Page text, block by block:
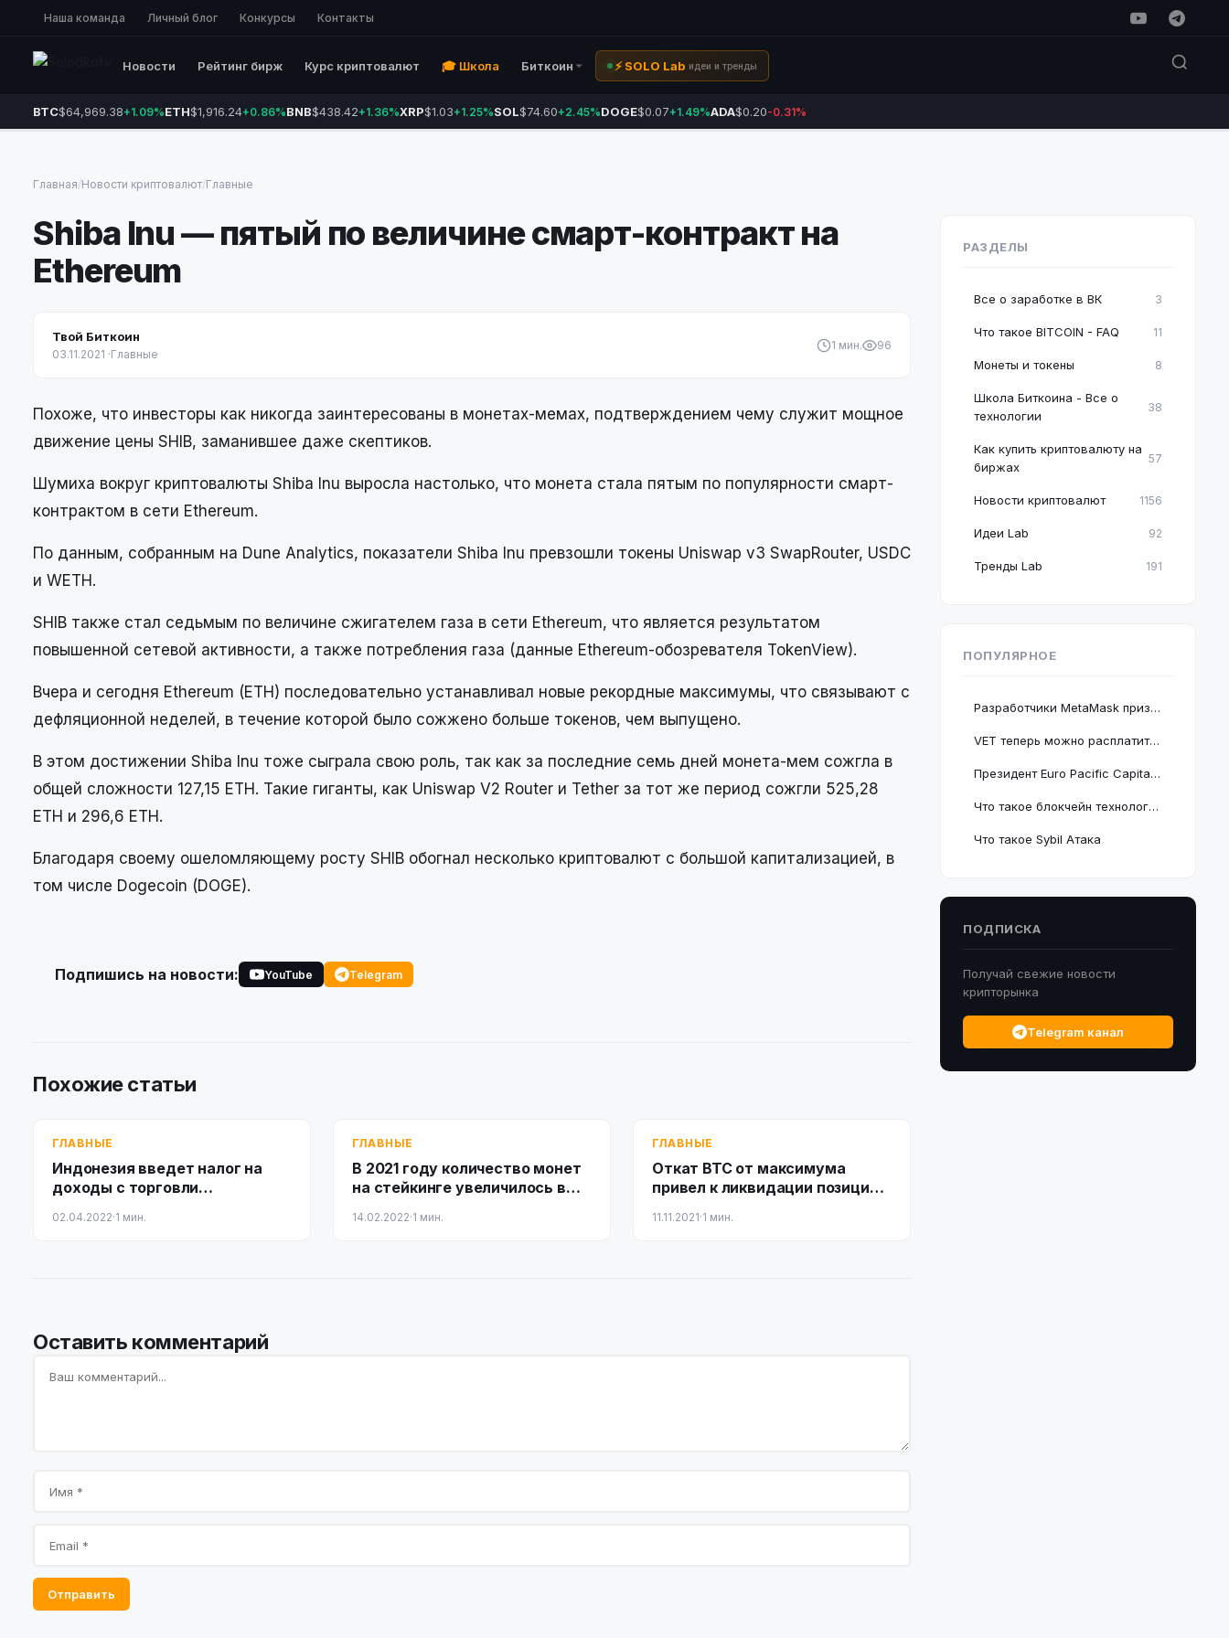
Наша команда Личный блог Конкурсы Контакты
Новости Рейтинг бирж Курс криптовалют 🎓 Школа Биткоин ⚡ SOLO Lab идеи и тренды
BTC$64,969.38+1.09%ETH$1,916.24+0.86%BNB$438.42+1.36%XRP$1.03+1.25%SOL$74.60+2.45%DOGE$0.07+1.49%ADA$0.20-0.31%
Главная/Новости криптовалют/Главные
Shiba Inu — пятый по величине смарт-контракт на
Ethereum
Твой Биткоин
03.11.2021 ·Главные
1 мин. 96
Похоже, что инвесторы как никогда заинтересованы в монетах-мемах, подтверждением чему служит мощное
движение цены SHIB, заманившее даже скептиков.
Шумиха вокруг криптовалюты Shiba Inu выросла настолько, что монета стала пятым по популярности смарт-
контрактом в сети Ethereum.
По данным, собранным на Dune Analytics, показатели Shiba Inu превзошли токены Uniswap v3 SwapRouter, USDC
и WETH.
SHIB также стал седьмым по величине сжигателем газа в сети Ethereum, что является результатом
повышенной сетевой активности, а также потребления газа (данные Ethereum-обозревателя TokenView).
Вчера и сегодня Ethereum (ETH) последовательно устанавливал новые рекордные максимумы, что связывают с
дефляционной неделей, в течение которой было сожжено больше токенов, чем выпущено.
В этом достижении Shiba Inu тоже сыграла свою роль, так как за последние семь дней монета-мем сожгла в
общей сложности 127,15 ETH. Такие гиганты, как Uniswap V2 Router и Tether за тот же период сожгли 525,28
ETH и 296,6 ETH.
Благодаря своему ошеломляющему росту SHIB обогнал несколько криптовалют с большой капитализацией, в
том числе Dogecoin (DOGE).
Подпишись на новости: YouTube Telegram
Похожие статьи
ГЛАВНЫЕ
Индонезия введет налог на
доходы с торговли
02.04.2022·1 мин.
ГЛАВНЫЕ
В 2021 году количество монет
на стейкинге увеличилось в
14.02.2022·1 мин.
ГЛАВНЫЕ
Откат BTC от максимума
привел к ликвидации позиций
11.11.2021·1 мин.
Оставить комментарий
Отправить
РАЗДЕЛЫ
Все о заработке в ВК 3
Что такое BITCOIN - FAQ 11
Монеты и токены 8
Школа Биткоина - Все о
технологии
38
Как купить криптовалюту на
биржах
57
Новости криптовалют 1156
Идеи Lab 92
Тренды Lab 191
ПОПУЛЯРНОЕ
Разработчики MetaMask призвали пользователей срочно обновить браузер Google Chrome
VET теперь можно расплатиться в 2 миллионах магазинов, проект подключается к BNB Chain
Президент Euro Pacific Capital заявил, что крах криптовалютного рынка полезен для экономики
Что такое блокчейн технология: принцип работы и краткое руководство
Что такое Sybil Атака
ПОДПИСКА
Получай свежие новости
крипторынка
Telegram канал